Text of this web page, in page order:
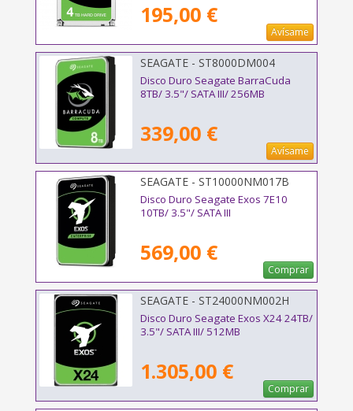
195,00 €
Avísame
SEAGATE - ST8000DM004
Disco Duro Seagate BarraCuda
8TB/ 3.5"/ SATA III/ 256MB
339,00 €
Avísame
SEAGATE - ST10000NM017B
Disco Duro Seagate Exos 7E10
10TB/ 3.5"/ SATA III
569,00 €
Comprar
SEAGATE - ST24000NM002H
Disco Duro Seagate Exos X24 24TB/
3.5"/ SATA III/ 512MB
1.305,00 €
Comprar